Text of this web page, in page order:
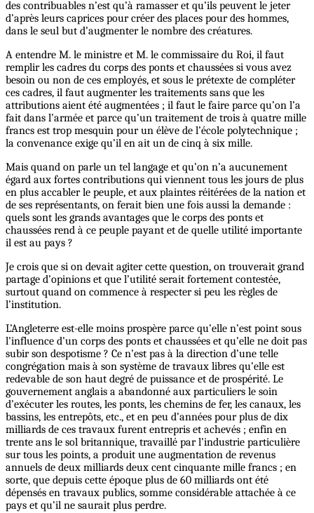
des contribuables n’est qu’à ramasser et qu’ils peuvent le jeter
d’après leurs caprices pour créer des places pour des hommes,
dans le seul but d’augmenter le nombre des créatures.
A entendre M. le ministre et M. le commissaire du Roi, il faut
remplir les cadres du corps des ponts et chaussées si vous avez
besoin ou non de ces employés, et sous le prétexte de compléter
ces cadres, il faut augmenter les traitements sans que les
attributions aient été augmentées ; il faut le faire parce qu’on l’a
fait dans l’armée et parce qu’un traitement de trois à quatre mille
francs est trop mesquin pour un élève de l’école polytechnique ;
la convenance exige qu’il en ait un de cinq à six mille.
Mais quand on parle un tel langage et qu’on n’a aucunement
égard aux fortes contributions qui viennent tous les jours de plus
en plus accabler le peuple, et aux plaintes réitérées de la nation et
de ses représentants, on ferait bien une fois aussi la demande :
quels sont les grands avantages que le corps des ponts et
chaussées rend à ce peuple payant et de quelle utilité importante
il est au pays ?
Je crois que si on devait agiter cette question, on trouverait grand
partage d’opinions et que l’utilité serait fortement contestée,
surtout quand on commence à respecter si peu les règles de
l’institution.
L’Angleterre est-elle moins prospère parce qu’elle n’est point sous
l’influence d’un corps des ponts et chaussées et qu’elle ne doit pas
subir son despotisme ? Ce n’est pas à la direction d’une telle
congrégation mais à son système de travaux libres qu’elle est
redevable de son haut degré de puissance et de prospérité. Le
gouvernement anglais a abandonné aux particuliers le soin
d’exécuter les routes, les ponts, les chemins de fer, les canaux, les
bassins, les entrepôts, etc., et en peu d’années pour plus de dix
milliards de ces travaux furent entrepris et achevés ; enfin en
trente ans le sol britannique, travaillé par l’industrie particulière
sur tous les points, a produit une augmentation de revenus
annuels de deux milliards deux cent cinquante mille francs ; en
sorte, que depuis cette époque plus de 60 milliards ont été
dépensés en travaux publics, somme considérable attachée à ce
pays et qu’il ne saurait plus perdre.